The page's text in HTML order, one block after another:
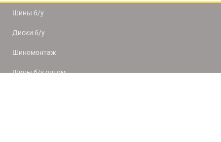
Шины б/у
Диски б/у
Шиномонтаж
Шины б/у оптом